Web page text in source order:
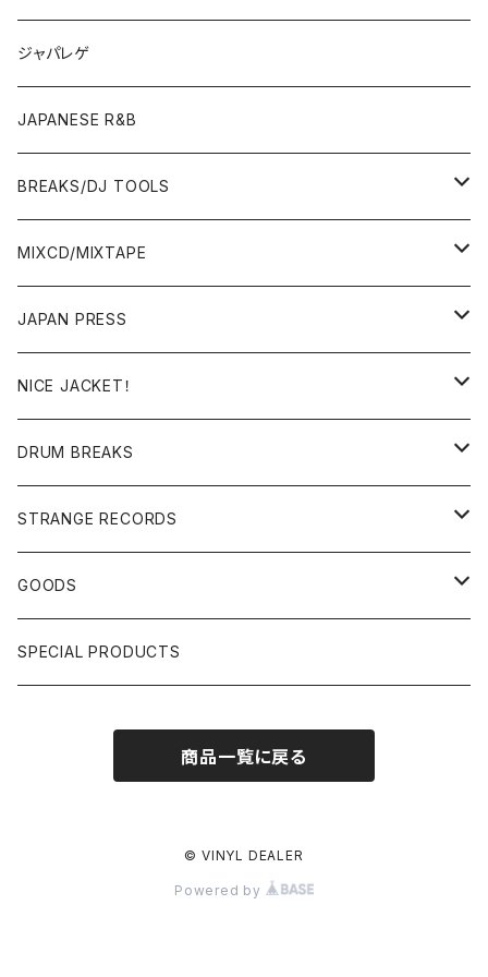
OTHERS
JAPANESE
OTHERS
ジャパレゲ
JAPANESE R&B
BREAKS/DJ TOOLS
BREAKS/MEGAMIX/CUT UP
RE-EDIT/DJ TOOLS
MIXCD/MIXTAPE
MIXCD
日本語ラップ
JAPANESE DJ
MIXTAPE
JAPAN PRESS
LP(+ OBI)
7"/12"
NICE JACKET！
DONUTS 45
GIRLS
HIPHOP CLASSIC GALLERY
日本語ラップ CLASSIC GALLERY
DRUM BREAKS
US/UK/OTHERS
JAPANESE
STRANGE RECORDS
DRUM DRUM DRUM/KARAOKE
パチソン/AUDIO CHECK/LIBRARY
GOODS
BOOK
SPECIAL PRODUCTS
商品一覧に戻る
© VINYL DEALER
Powered by